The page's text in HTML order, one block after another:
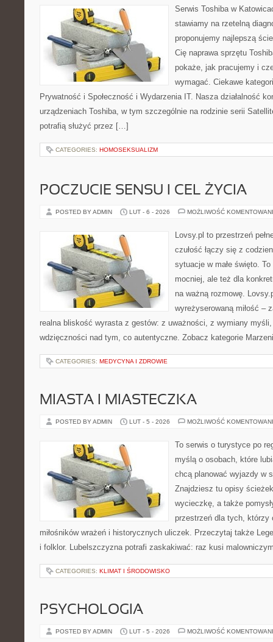
Serwis Toshiba w
stawiamy na rzetelną
proponujemy najlepszą
Cię naprawa sprzętu
pokaże, jak pracujemy i
wymagać. Ciekawe
Prywatność i Społeczność i Wydarzenia IT. Nasza działalność
urządzeniach Toshiba, w tym szczególnie na rodzinie serii
potrafią służyć przez […]
CATEGORIES: HOMOSEKSUALIZM
POCZUCIE SENSU I CEL ŻYCIA
POSTED BY ADMIN LUT - 6 - 2026 MOŻLIWOŚĆ
Lovsy.pl to przestrzeń
czułość łączy się z
sytuacje w małe święto.
mocniej, ale też dla
na ważną rozmowę.
wyreżyserowaną miłość –
realna bliskość wyrasta z gestów: z uważności, z wymiany
wdzięczności nad tym, co autentyczne. Zobacz kategorie
CATEGORIES: MEDYCYNA I ZDROWIE
MIASTA I MIASTECZKA
POSTED BY ADMIN LUT - 5 - 2026 MOŻLIWOŚĆ
To serwis o turystyce po
myślą o osobach, które
chcą planować wyjazdy w
Znajdziesz tu opisy
wycieczkę, a także
przestrzeń dla tych, którzy
miłośników wrażeń i historycznych uliczek. Przeczytaj także
i folklor. Lubelszczyzna potrafi zaskakiwać: raz kusi
CATEGORIES: KLIMAT I ŚRODOWISKO
PSYCHOLOGIA
POSTED BY ADMIN LUT - 5 - 2026 MOŻLIWOŚĆ